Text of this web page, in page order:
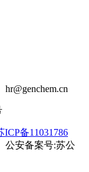
ICP备11031786
公安备案号:苏公